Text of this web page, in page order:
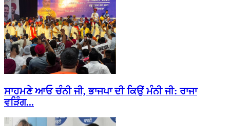
ਸਾਹਮਣੇ ਆਓ ਚੰਨੀ ਜੀ, ਭਾਜਪਾ ਦੀ ਕਿਉਂ ਮੰਨੀ ਜੀ: ਰਾਜਾ
ਵੜਿੰਗ...